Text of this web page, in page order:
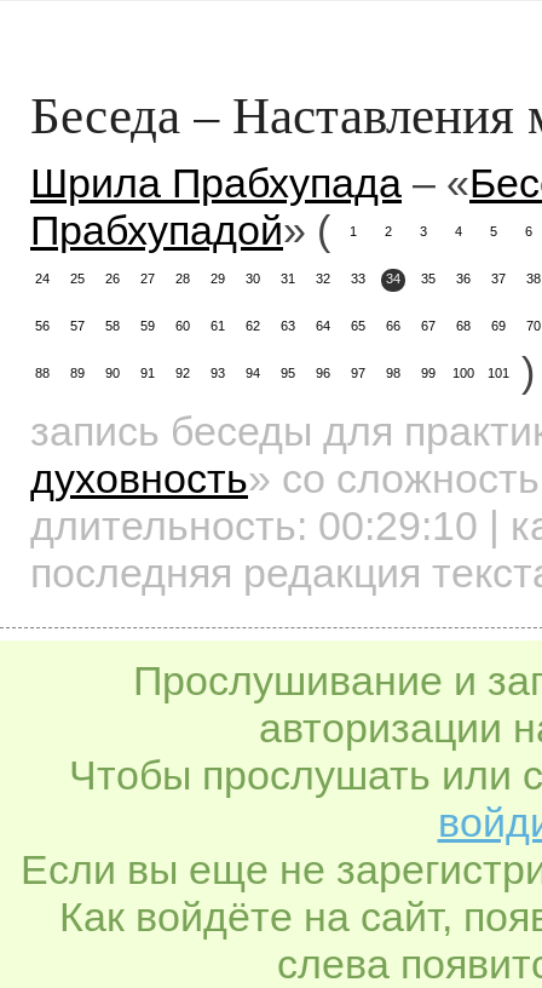
Беседа –
Шрила Прабхупада – «
Прабхупадой» ( 1 2 3 4 5 6
24 25 26 27 28 29 30 31 32 33 34 35 36 37 38
56 57 58 59 60 61 62 63 64 65 66 67 68 69 70
88 89 90 91 92 93 94 95 96 97 98 99 100 101
)
запись беседы для
духовность» со
длительность: 00:29:10 |
последняя редакция
Прослушивание и
авторизации
Чтобы прослушать или
Если вы еще не
Как войдёте на сайт,
слева